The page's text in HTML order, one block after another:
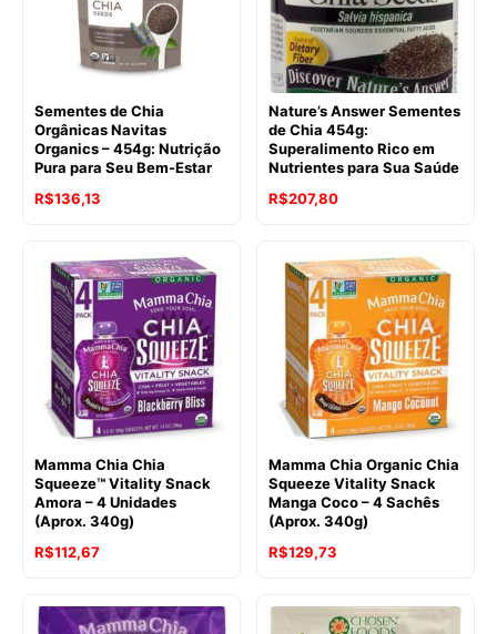
Sementes de Chia
Orgânicas Navitas
Organics – 454g: Nutrição
Pura para Seu Bem-Estar
O
era:
R$183,86.
R$136,13
atual
é:
R$136,13.
Nature’s Answer Sementes
de Chia 454g:
Superalimento Rico em
Nutrientes para Sua Saúde
O
era:
R$265,55.
R$207,80O
atual
é:
R$207,80.
Mamma Chia Chia
Squeeze™ Vitality Snack
Amora – 4 Unidades
(Aprox. 340g)
O
original
R$112,67O
atual
Mamma Chia Organic Chia
Squeeze Vitality Snack
Manga Coco – 4 Sachês
(Aprox. 340g)
O
original
R$129,73
atual